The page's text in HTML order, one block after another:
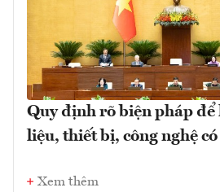
Quy định rõ biện pháp để
liệu, thiết bị, công nghệ
Xem thêm